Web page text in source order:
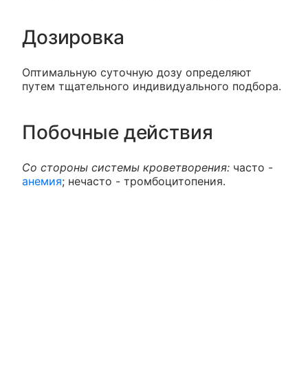
Дозировка
Оптимальную суточную дозу определяют
путем тщательного индивидуального подбора.
Побочные действия
Со стороны системы кроветворения: часто -
анемия; нечасто - тромбоцитопения.